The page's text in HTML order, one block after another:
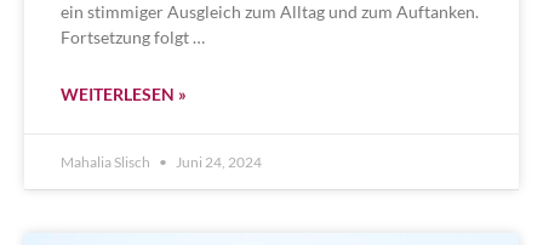
ein stimmiger Ausgleich zum Alltag und zum Auftanken.
Fortsetzung folgt …
WEITERLESEN »
Mahalia Slisch Juni 24, 2024